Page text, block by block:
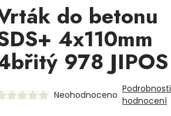
do betonu
4x110mm
978 JIPOS
Neohodnoceno
Podrobnosti
hodnocení